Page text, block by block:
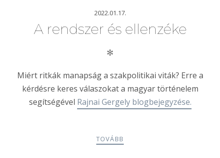
2022.01.17.
A rendszer és ellenzéke
✻
Miért ritkák manapság a szakpolitikai viták? Erre a
kérdésre keres válaszokat a magyar történelem
segítségével Rajnai Gergely blogbejegyzése.
TOVÁBB